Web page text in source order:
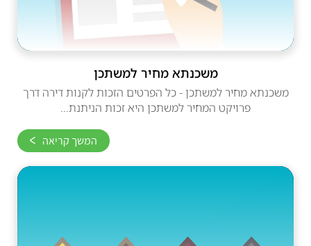
משכנתא מחיר למשתכן
משכנתא מחיר למשתכן - כל הפרטים הזכות לקנות דירה דרך
פרויקט המחיר למשתכן היא זכות הניתנת...
המשך קריאה